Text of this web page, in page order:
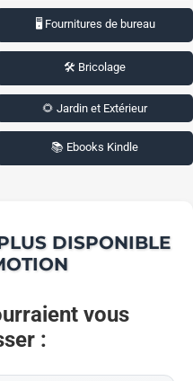
🖥️ Fournitures de bureau
🛠️ Bricolage
🌻 Jardin et Extérieur
📚 Ebooks Kindle
DISPONIBLE
vous
: